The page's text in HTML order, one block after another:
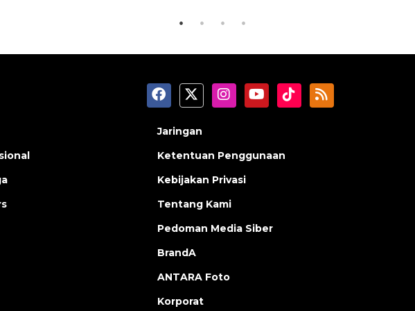
Jaringan
Ketentuan Penggunaan
Kebijakan Privasi
Tentang Kami
Pedoman Media Siber
BrandA
ANTARA Foto
Korporat